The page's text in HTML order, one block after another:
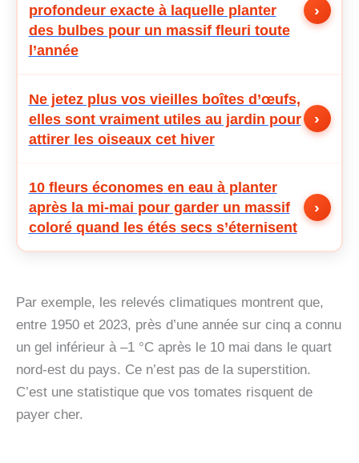
profondeur exacte à laquelle planter
des bulbes pour un massif fleuri toute
l’année
›
Ne jetez plus vos vieilles boîtes d’œufs,
elles sont vraiment utiles au jardin pour
attirer les oiseaux cet hiver
›
10 fleurs économes en eau à planter
après la mi-mai pour garder un massif
coloré quand les étés secs s’éternisent
›
Par exemple, les relevés climatiques montrent que,
entre 1950 et 2023, près d’une année sur cinq a connu
un gel inférieur à –1 °C après le 10 mai dans le quart
nord‑est du pays. Ce n’est pas de la superstition.
C’est une statistique que vos tomates risquent de
payer cher.